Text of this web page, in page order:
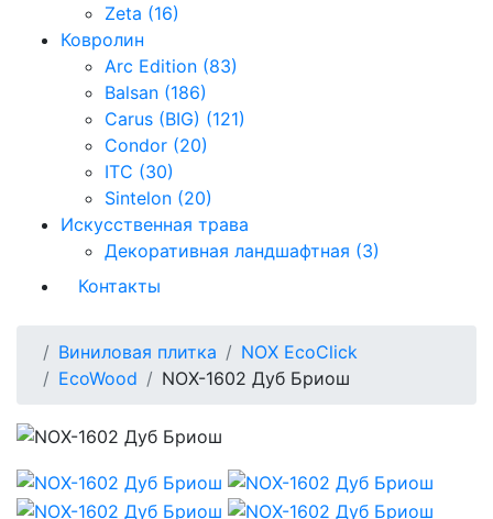
Zeta (16)
Ковролин
Arc Edition (83)
Balsan (186)
Carus (BIG) (121)
Condor (20)
ITC (30)
Sintelon (20)
Искусственная трава
Декоративная ландшафтная (3)
Контакты
Виниловая плитка
NOX EcoClick
EcoWood
NOX-1602 Дуб Бриош